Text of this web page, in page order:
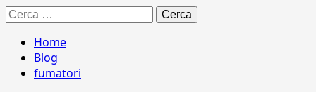
Ricerca
per:
Home
Blog
fumatori